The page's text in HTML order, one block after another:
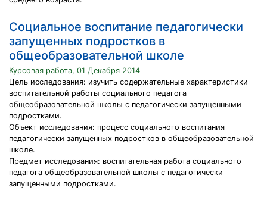
Социальное воспитание педагогически
запущенных подростков в
общеобразовательной школе
Курсовая работа, 01 Декабря 2014
Цель исследования: изучить содержательные характеристики
воспитательной работы социального педагога
общеобразовательной школы с педагогически запущенными
подростками.
Объект исследования: процесс социального воспитания
педагогически запущенных подростков в общеобразовательной
школе.
Предмет исследования: воспитательная работа социального
педагога общеобразовательной школы с педагогически
запущенными подростками.